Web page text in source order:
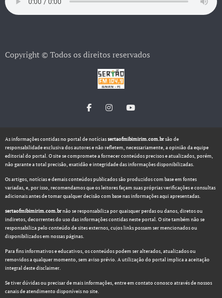
Copyright © Todos os direitos reservados
As informações contidas no portal de notíciassertaofmibimirim.com.brsão de
responsabilidade exclusiva dos autores e não refletem, necessariamente, a opinião da equipe
editorial do portal. O site se compromete a fornecer conteúdos precisos e atualizados, porém,
não garante a total precisão, exatidão e integridade das informações disponibilizadas.
Os artigos, notícias e demais conteúdos publicados são produzidos com base em fontes
variadas, e, por isso, recomendamos que os leitores façam suas próprias verificações e consultas
adicionais antes de tomar qualquer decisão com base nas informações aqui apresentadas.
sertaofmibimirim.com.brnão se responsabiliza por quaisquer perdas ou danos, diretos ou
indiretos, decorrentes do uso das informações contidas neste portal. O site também não se
responsabiliza pelo conteúdo de sites externos, cujos links possam ser mencionados ou
disponibilizados em nossas páginas.
Para fins informativos e educativos, os conteúdos podem ser alterados, atualizados ou
removidos a qualquer momento, sem aviso prévio. A utilização do portal implica a aceitação
integral deste disclaimer.
Se tiver dúvidas ou precisar de mais informações, entre em contato conosco através de nossos
canais de atendimento disponíveis no site.